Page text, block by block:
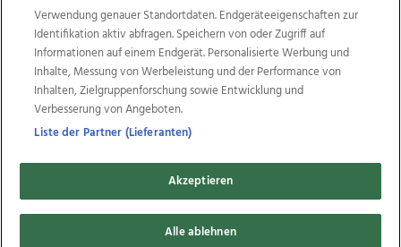
Weitere Angebote des Medienhauses Wimmer
TV1 di-mog-i.at OÖNow
Ischler Woche
Life Radio
OÖNachrichten
OÖN Immobilien
OÖN Karriere
OÖN Reise
Promenaden Galerien
Regionaljobs
wasistlos.at
Copyrights © 2026 Tips Zeitungs GmbH & Co KG
developed by11x11.net
Verwendung genauer Standortdaten. Endgeräteeigenschaften zur
Identifikation aktiv abfragen. Speichern von oder Zugriff auf
Informationen auf einem Endgerät. Personalisierte Werbung und
Inhalte, Messung von Werbeleistung und der Performance von
Inhalten, Zielgruppenforschung sowie Entwicklung und
Verbesserung von Angeboten.
Liste der Partner (Lieferanten)
Akzeptieren
Alle ablehnen